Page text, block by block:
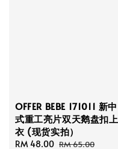
OFFER BEBE 171011 新中
式重工亮片双天鹅盘扣上
衣 (现货实拍）
Sale
RM 48.00 Regular
RM 65.00